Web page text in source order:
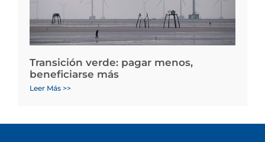
Transición verde: pagar menos,
beneficiarse más
Leer Más >>